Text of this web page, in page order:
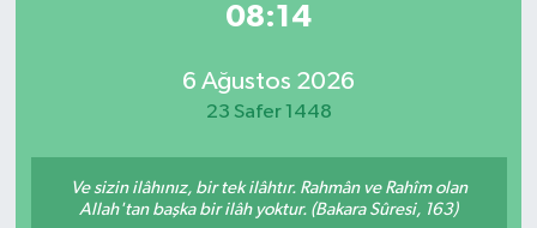
08:14
6 Ağustos 2026
23 Safer 1448
Ve sizin ilâhınız, bir tek ilâhtır. Rahmân ve Rahîm olan
Allah'tan başka bir ilâh yoktur. (Bakara Sûresi, 163)
EĞİTİM
Süper Lig Puan Durumu ve Fikstür
Tüm Manşetler
Haber Arşivi